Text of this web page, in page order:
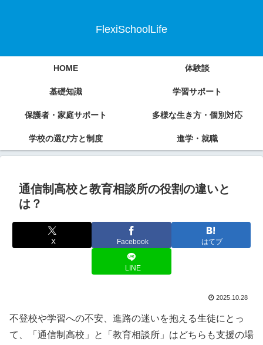
FlexiSchoolLife
HOME 体験談
基礎知識 学習サポート
保護者・家庭サポート 多様な生き方・個別対応
学校の選び方と制度 進学・就職
通信制高校と教育相談所の役割の違いと
は？
X Facebook はてブ
LINE
2025.10.28
不登校や学習への不安、進路の迷いを抱える生徒にとっ
て、「通信制高校」と「教育相談所」はどちらも支援の場